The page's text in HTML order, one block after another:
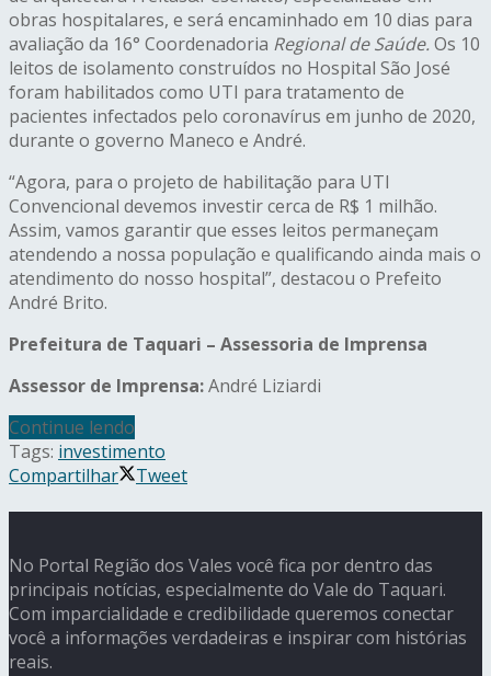
obras hospitalares, e será encaminhado em 10 dias para
avaliação da 16° Coordenadoria Regional de Saúde. Os 10
leitos de isolamento construídos no Hospital São José
foram habilitados como UTI para tratamento de
pacientes infectados pelo coronavírus em junho de 2020,
durante o governo Maneco e André.
“Agora, para o projeto de habilitação para UTI
Convencional devemos investir cerca de R$ 1 milhão.
Assim, vamos garantir que esses leitos permaneçam
atendendo a nossa população e qualificando ainda mais o
atendimento do nosso hospital”, destacou o Prefeito
André Brito.
Prefeitura de Taquari – Assessoria de Imprensa
Assessor de Imprensa:André Liziardi
Continue lendo
Tags: investimento
Compartilhar
Tweet
No Portal Região dos Vales você fica por dentro das
principais notícias, especialmente do Vale do Taquari.
Com imparcialidade e credibilidade queremos conectar
você a informações verdadeiras e inspirar com histórias
reais.